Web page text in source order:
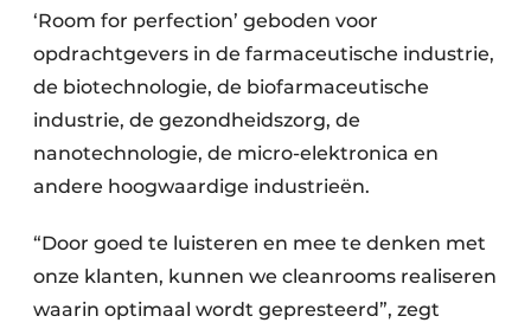
‘Room for perfection’ geboden voor
opdrachtgevers in de farmaceutische industrie,
de biotechnologie, de biofarmaceutische
industrie, de gezondheidszorg, de
nanotechnologie, de micro-elektronica en
andere hoogwaardige industrieën.
“Door goed te luisteren en mee te denken met
onze klanten, kunnen we cleanrooms realiseren
waarin optimaal wordt gepresteerd”, zegt